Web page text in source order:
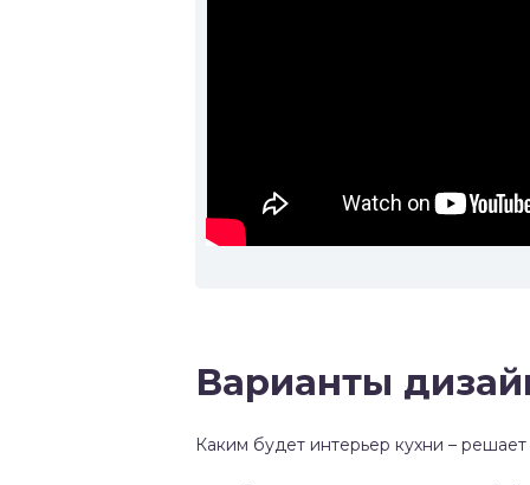
Варианты
Каким будет интерьер кухни –